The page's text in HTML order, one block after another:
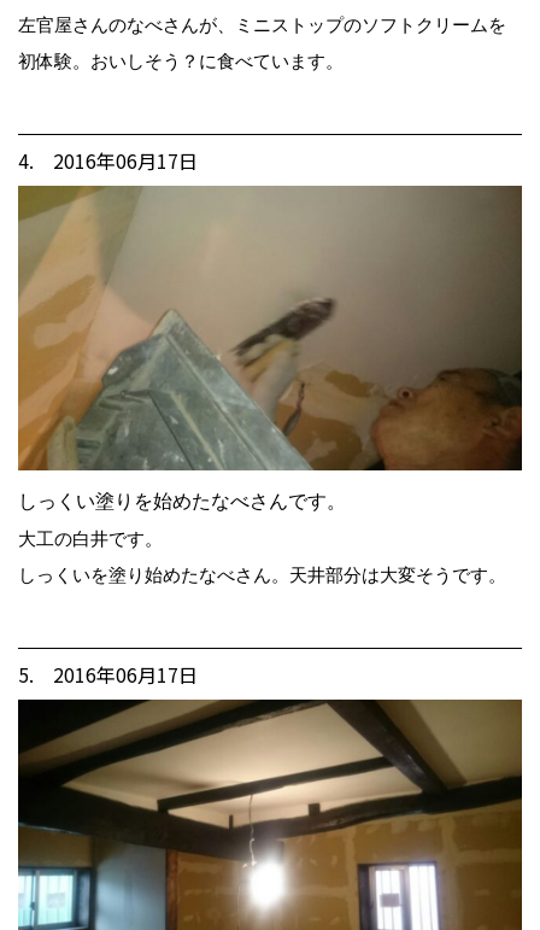
左官屋さんのなべさんが、ミニストップのソフトクリームを
初体験。おいしそう？に食べています。
4. 2016年06月17日
しっくい塗りを始めたなべさんです。
大工の白井です。
しっくいを塗り始めたなべさん。天井部分は大変そうです。
5. 2016年06月17日